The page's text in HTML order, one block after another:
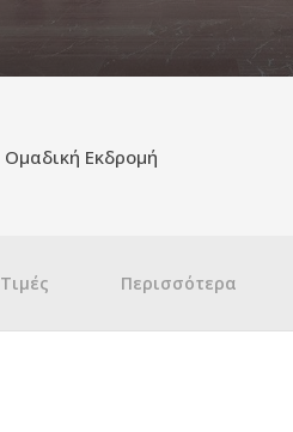
Ομαδική Εκδρομή
Τιμές Περισσότερα